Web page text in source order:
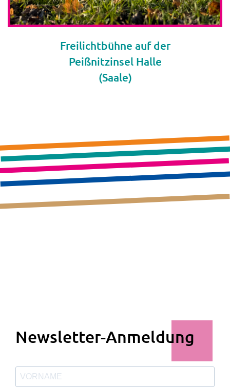
Freilichtbühne auf der
Peißnitzinsel Halle
(Saale)
Newsletter-Anmeldung